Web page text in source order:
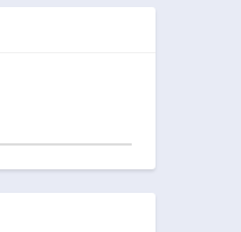
せん?